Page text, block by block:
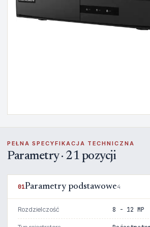
PEŁNA SPECYFIKACJA TECHNICZNA
Parametry · 21 pozycji
01Parametry podstawowe4
Rozdzielczość 8 - 12 MP